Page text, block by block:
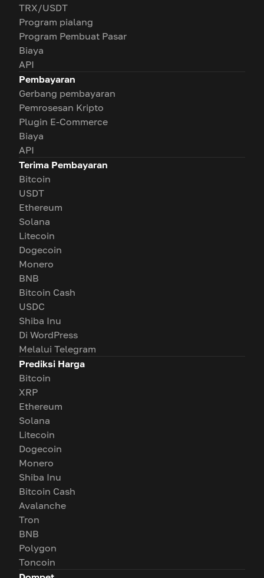
TRX/USDT
Program pialang
Program Pembuat Pasar
Biaya
API
Pembayaran
Gerbang pembayaran
Pemrosesan Kripto
Plugin E-Commerce
Biaya
API
Terima Pembayaran
Bitcoin
USDT
Ethereum
Solana
Litecoin
Dogecoin
Monero
BNB
Bitcoin Cash
USDC
Shiba Inu
Di WordPress
Melalui Telegram
Prediksi Harga
Bitcoin
XRP
Ethereum
Solana
Litecoin
Dogecoin
Monero
Shiba Inu
Bitcoin Cash
Avalanche
Tron
BNB
Polygon
Toncoin